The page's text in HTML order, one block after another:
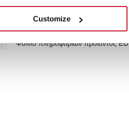
Customize
Κάρτα προϊόντος
Φωταγραφίες υψηλής ανάλυσης
Φύλλο πληροφοριών προϊόντος EU